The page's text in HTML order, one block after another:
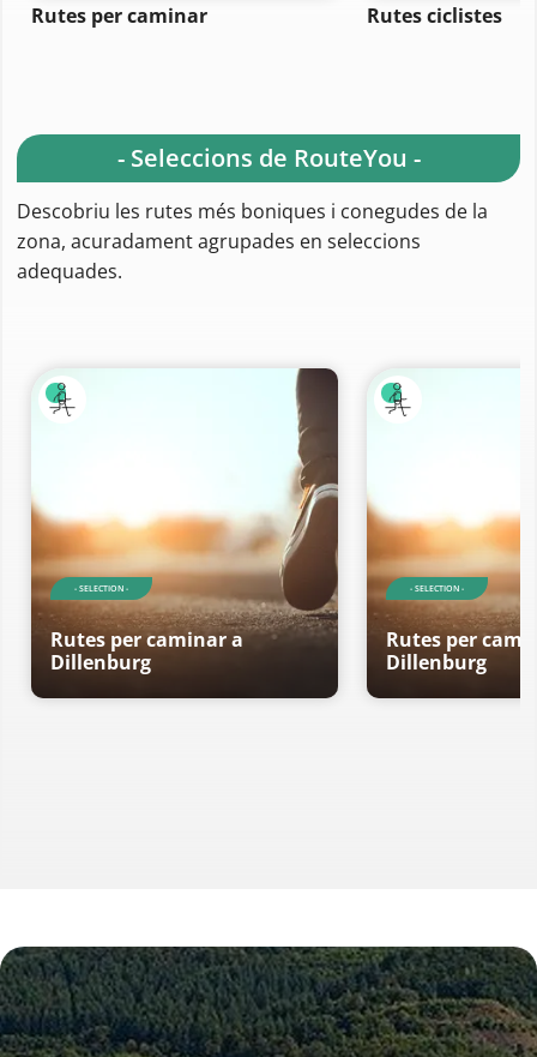
Rutes per caminar Rutes ciclistes
- Seleccions de RouteYou -
Descobriu les rutes més boniques i conegudes de la
zona, acuradament agrupades en seleccions
adequades.
- SELECTION -
Rutes per caminar a
Dillenburg
- SELECTION -
Rutes per
Dillenburg